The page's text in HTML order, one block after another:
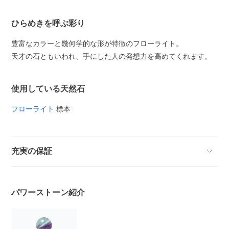
ひらめきを呼ぶ彩り
豊富なカラーと幾何学的な形が特徴のフローライト。
天才の石ともいわれ、手にした人の発想力を高めてくれます。
使用している天然石
フローライト 標本
充実の保証
パワーストーン紹介